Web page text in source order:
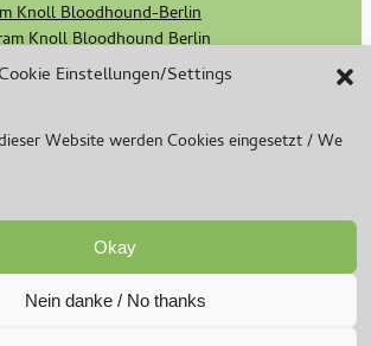
Einstellungen/Settings
Website werden Cookies eingesetzt / We
Okay
Nein danke / No thanks
Knoll Bloodhound-Berlin
Knoll Bloodhound Berlin
Madge